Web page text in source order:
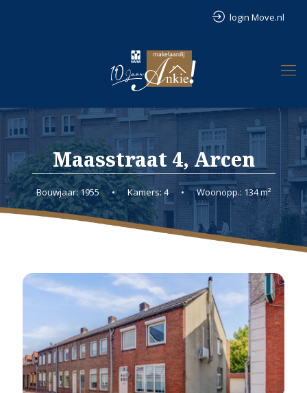
login Move.nl
Maasstraat 4, Arcen
Bouwjaar: 1955 • Kamers: 4 • Woonopp.: 134 m²